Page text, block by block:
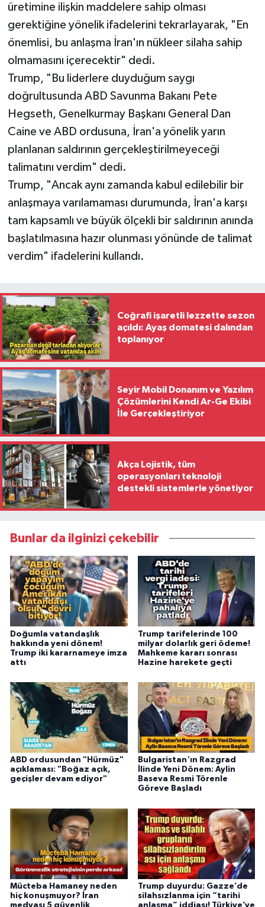
üretimine ilişkin maddelere sahip olması
gerektiğine yönelik ifadelerini tekrarlayarak, "En
önemlisi, bu anlaşma İran'ın nükleer silaha sahip
olmamasını içerecektir" dedi.
Trump, "Bu liderlere duyduğum saygı
doğrultusunda ABD Savunma Bakanı Pete
Hegseth, Genelkurmay Başkanı General Dan
Caine ve ABD ordusuna, İran'a yönelik yarın
planlanan saldırının gerçekleştirilmeyeceği
talimatını verdim" dedi.
Trump, "Ancak aynı zamanda kabul edilebilir bir
anlaşmaya varılamaması durumunda, İran'a karşı
tam kapsamlı ve büyük ölçekli bir saldırının anında
başlatılmasına hazır olunması yönünde de talimat
verdim" ifadelerini kullandı.
Coğrafi işaretli lezzette sezon
açıldı: Ayaş domatesi dalından
toplanıyor
Seyir Mobil Donanım ve Yazılım
Çözümlerini Kendi Ar-Ge Ekibi
İle Gerçekleştiriyor
Akça Lojistik, tüm
operasyonları teknoloji
destekli sistemlerle yönetiyor
Bunlar da ilginizi çekebilir
Doğumla vatandaşlık
hakkında yeni dönem!
Trump iki kararnameye imza
attı
Trump tarifelerinde 100
milyar dolarlık geri ödeme!
Mahkeme kararı sonrası
Hazine harekete geçti
ABD ordusundan "Hürmüz"
açıklaması: "Boğaz açık,
geçişler devam ediyor"
Bulgaristan'ın Razgrad
İlinde Yeni Dönem: Aylin
Baseva Resmi Törenle
Göreve Başladı
Mücteba Hamaney neden
hiç konuşmuyor? İran
Trump duyurdu: Gazze’de
silahsızlanma için “tarihi